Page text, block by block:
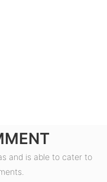
and is able to cater to